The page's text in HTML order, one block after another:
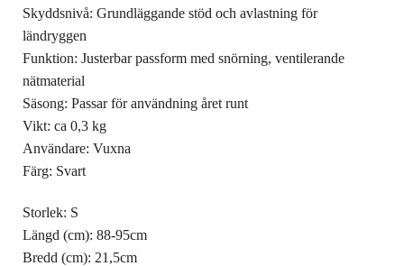
Skyddsnivå: Grundläggande stöd och avlastning för
ländryggen
Funktion: Justerbar passform med snörning, ventilerande
nätmaterial
Säsong: Passar för användning året runt
Vikt: ca 0,3 kg
Användare: Vuxna
Färg: Svart
Storlek: S
Längd (cm): 88-95cm
Bredd (cm): 21,5cm